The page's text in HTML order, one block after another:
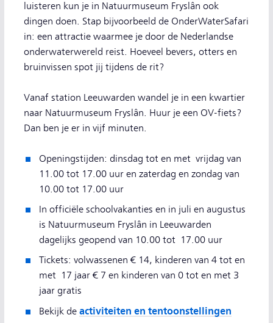
luisteren kun je in Natuurmuseum Fryslân ook
dingen doen. Stap bijvoorbeeld de OnderWaterSafari
in: een attractie waarmee je door de Nederlandse
onderwaterwereld reist. Hoeveel bevers, otters en
bruinvissen spot jij tijdens de rit?
Vanaf station Leeuwarden wandel je in een kwartier
naar Natuurmuseum Fryslân. Huur je een OV-fiets?
Dan ben je er in vijf minuten.
Openingstijden: dinsdag tot en met vrijdag van
11.00 tot 17.00 uur en zaterdag en zondag van
10.00 tot 17.00 uur
In officiële schoolvakanties en in juli en augustus
is Natuurmuseum Fryslân in Leeuwarden
dagelijks geopend van 10.00 tot 17.00 uur
Tickets: volwassenen € 14, kinderen van 4 tot en
met 17 jaar € 7 en kinderen van 0 tot en met 3
jaar gratis
Bekijk de activiteiten en tentoonstellingen